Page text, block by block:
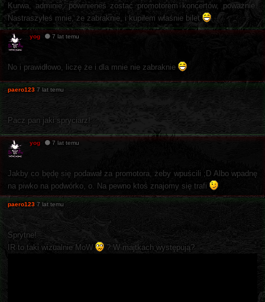
Kurwa, adminie, powinieneś zostać promotorem koncertów, poważnie.
Nastraszyłeś mnie, że zabraknie, i kupiłem właśnie bilet
yog 7 lat temu
No i prawidłowo, liczę że i dla mnie nie zabraknie
paero123 7 lat temu
Pacz pan jaki spryciarz!
yog 7 lat temu
Jakby co będę się podawał za promotora, żeby wpuścili ;D Albo wpadnę
na piwko na podwórko, o. Na pewno ktoś znajomy się trafi
paero123 7 lat temu
Sprytne!
IR to taki wizualnie MoW
? W majtkach występują?